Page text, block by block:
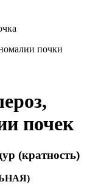
почки
почек
(кратность)